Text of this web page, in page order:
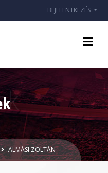
BEJELENTKEZÉS
ALMÁSI ZOLTÁN